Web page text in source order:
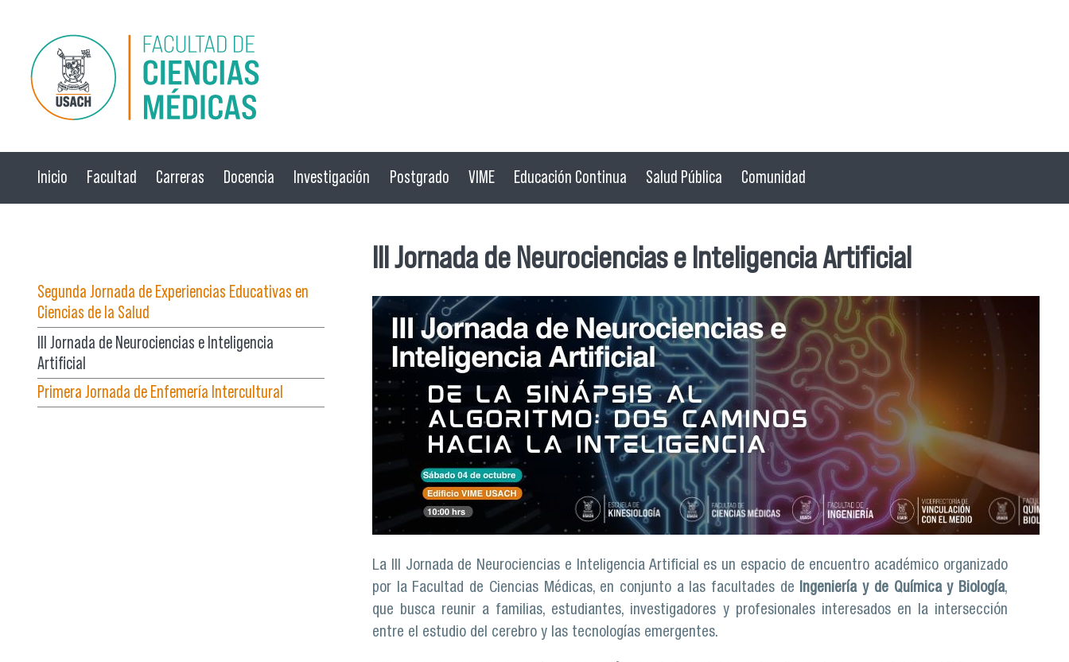
Pasar al contenido principal
Inicio Facultad Carreras Docencia Investigación Postgrado VIME Educación Continua Salud Pública Comunidad
Segunda Jornada de Experiencias Educativas en
Ciencias de la Salud
III Jornada de Neurociencias e Inteligencia
Artificial
Primera Jornada de Enfemería Intercultural
III Jornada de Neurociencias e Inteligencia Artificial
La III Jornada de Neurociencias e Inteligencia Artificial es un espacio de encuentro académico organizado
por la Facultad de Ciencias Médicas, en conjunto a las facultades de Ingeniería y de Química y Biología,
que busca reunir a familias, estudiantes, investigadores y profesionales interesados en la intersección
entre el estudio del cerebro y las tecnologías emergentes.